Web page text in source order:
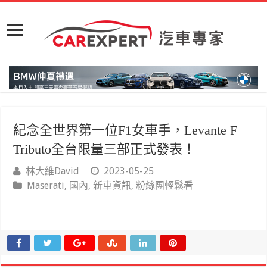
紀念全世界第一位F1女車手，Levante F
Tributo全台限量三部正式發表！
林大維David
2023-05-25
Maserati, 國內,新車資訊,粉絲團輕鬆看